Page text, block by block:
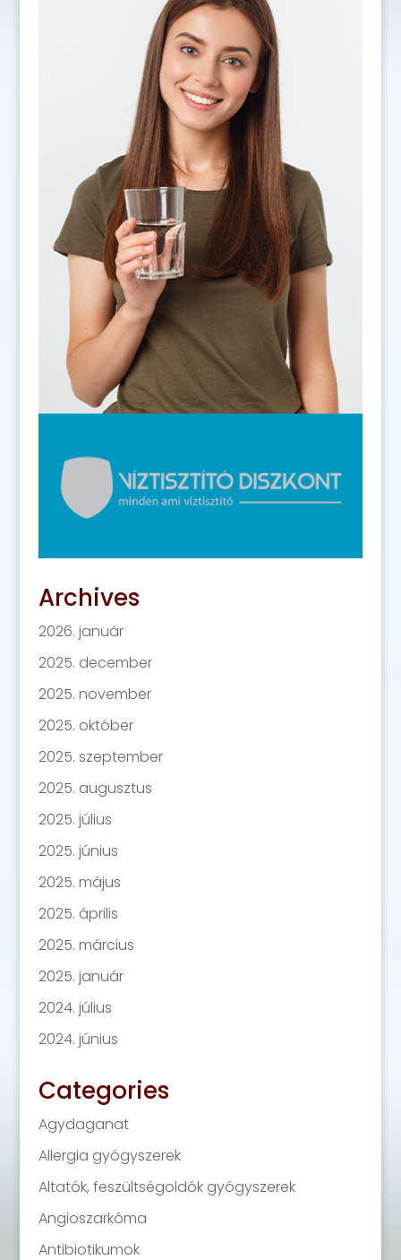
Archives
2026. január
2025. december
2025. november
2025. október
2025. szeptember
2025. augusztus
2025. július
2025. június
2025. május
2025. április
2025. március
2025. január
2024. július
2024. június
Categories
Agydaganat
Allergia gyógyszerek
Altatók, feszültségoldók gyógyszerek
Angioszarkóma
Antibiotikumok